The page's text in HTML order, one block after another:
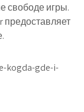
свободе игры.
предоставляет
kogda-gde-i-